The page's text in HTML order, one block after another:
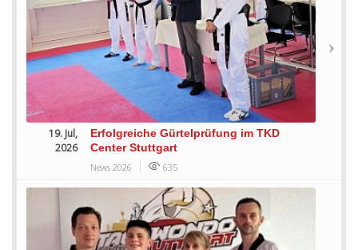
19. Jul,
2026
Erfolgreiche Gürtelprüfung im TKD
Center Stuttgart
News 2026 635